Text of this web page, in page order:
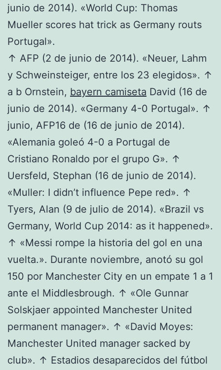
junio de 2014). «World Cup: Thomas
Mueller scores hat trick as Germany routs
Portugal».
↑ AFP (2 de junio de 2014). «Neuer, Lahm
y Schweinsteiger, entre los 23 elegidos». ↑
a b Ornstein, bayern camiseta David (16 de
junio de 2014). «Germany 4-0 Portugal». ↑
junio, AFP16 de (16 de junio de 2014).
«Alemania goleó 4-0 a Portugal de
Cristiano Ronaldo por el grupo G». ↑
Uersfeld, Stephan (16 de junio de 2014).
«Muller: I didn’t influence Pepe red». ↑
Tyers, Alan (9 de julio de 2014). «Brazil vs
Germany, World Cup 2014: as it happened».
↑ «Messi rompe la historia del gol en una
vuelta.». Durante noviembre, anotó su gol
150 por Manchester City en un empate 1 a 1
ante el Middlesbrough. ↑ «Ole Gunnar
Solskjaer appointed Manchester United
permanent manager». ↑ «David Moyes:
Manchester United manager sacked by
club». ↑ Estadios desaparecidos del fútbol